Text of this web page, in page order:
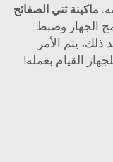
ماكينة ثني الصفائح
الجهاز وضبط
يتم الأمر
القيام بعمله!